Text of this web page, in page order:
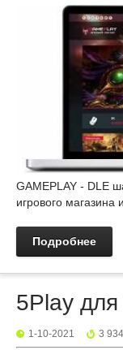
GAMEPLAY - DLE
игрового магазина
Подробнее
5Play
1-10-2021 3 934